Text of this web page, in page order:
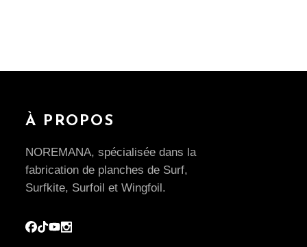
À PROPOS
NOREMANA, spécialisée dans la
fabrication de planches de Surf,
Surfkite, Surfoil et Wingfoil.